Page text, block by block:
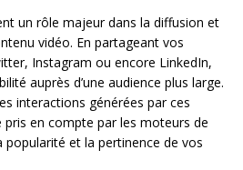
un rôle majeur dans la diffusion et
vidéo. En partageant vos
Instagram ou encore LinkedIn,
auprès d’une audience plus large.
interactions générées par ces
en compte par les moteurs de
popularité et la pertinence de vos